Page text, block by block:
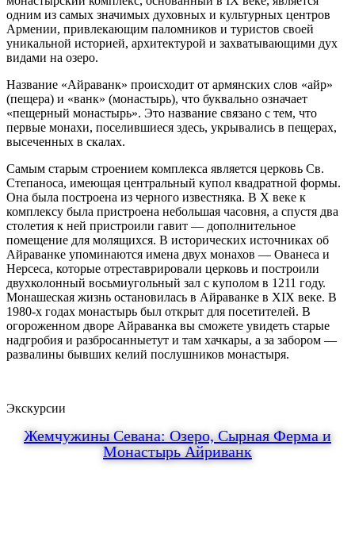
одним из самых значимых духовных и культурных центров
Армении, привлекающим паломников и туристов своей
уникальной историей, архитектурой и захватывающими дух
видами на озеро.
Название «Айраванк» происходит от армянских слов «айр»
(пещера) и «ванк» (монастырь), что буквально означает
«пещерный монастырь». Это название связано с тем, что
первые монахи, поселившиеся здесь, укрывались в пещерах,
высеченных в скалах.
Самым старым строением комплекса является церковь Св.
Степаноса, имеющая центральный купол квадратной формы.
Она была построена из черного известняка. В X веке к
комплексу была пристроена небольшая часовня, а спустя два
столетия к ней пристроили гавит — дополнительное
помещение для молящихся. В исторических источниках об
Айраванке упоминаются имена двух монахов — Ованеса и
Нерсеса, которые отреставрировали церковь и построили
двухколонный восьмиугольный зал с куполом в 1211 году.
Монашеская жизнь остановилась в Айраванке в XIX веке. В
1980-х годах монастырь был открыт для посетителей. В
огороженном дворе Айраванка вы сможете увидеть старые
надгробия и разбросанныетут и там хачкары, а за забором —
развалины бывших келий послушников монастыря.
Экскурсии
Жемчужины Севана: Озеро, Сырная Ферма и
Монастырь Айриванк